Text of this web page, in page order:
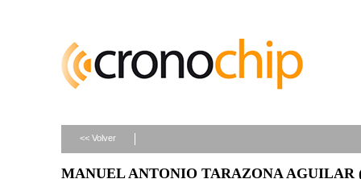
<< Volver
MANUEL ANTONIO TARAZONA AGUILAR